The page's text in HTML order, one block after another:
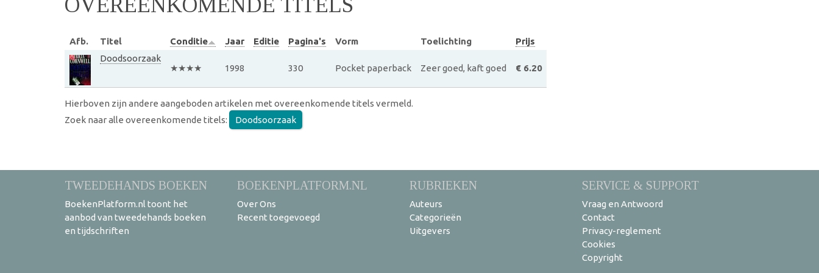
Afb. Titel Conditie Jaar Editie Pagina's Vorm Toelichting
Prijs
Doodsoorzaak
★★★★
1998 330 Pocket paperback Zeer goed, kaft goed € 6.20
Hierboven zijn andere aangeboden artikelen met overeenkomende titels vermeld.
Zoek naar alle overeenkomende titels:
Doodsoorzaak
TWEEDEHANDS BOEKEN
BoekenPlatform.nl toont het
aanbod van tweedehands boeken
en tijdschriften
BOEKENPLATFORM.NL
Over Ons
Recent toegevoegd
RUBRIEKEN
Auteurs
Categorieën
Uitgevers
SERVICE & SUPPORT
Vraag en Antwoord
Contact
Privacy-reglement
Cookies
Copyright